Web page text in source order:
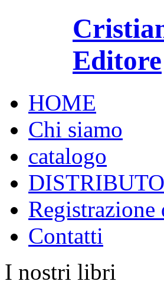
Editore
HOME
Chi siamo
catalogo
Registrazione
Contatti
I nostri libri